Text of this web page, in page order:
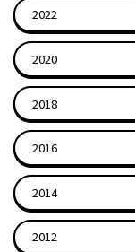
2022
2020
2018
2016
2014
2012